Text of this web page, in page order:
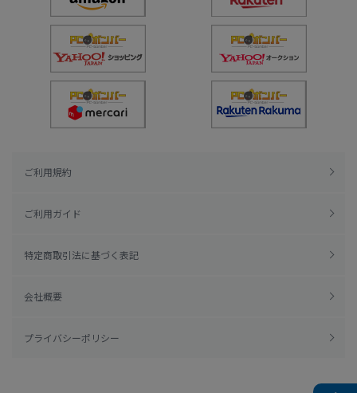
ご利用規約
ご利用ガイド
特定商取引法に基づく表記
会社概要
プライバシーポリシー